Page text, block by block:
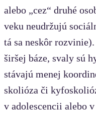
alebo „cez“ druhé
veku neudržujú
tá sa neskôr
širšej báze, svaly sú
stávajú menej
skolióza či
v adolescencii alebo